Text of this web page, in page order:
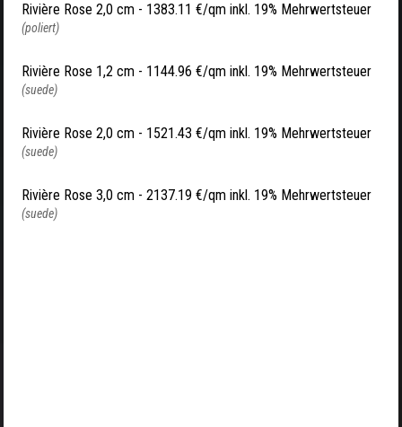
Rivière Rose 2,0 cm - 1383.11 €/qm inkl. 19% Mehrwertsteuer
(poliert)
Rivière Rose 1,2 cm - 1144.96 €/qm inkl. 19% Mehrwertsteuer
(suede)
Rivière Rose 2,0 cm - 1521.43 €/qm inkl. 19% Mehrwertsteuer
(suede)
Rivière Rose 3,0 cm - 2137.19 €/qm inkl. 19% Mehrwertsteuer
(suede)